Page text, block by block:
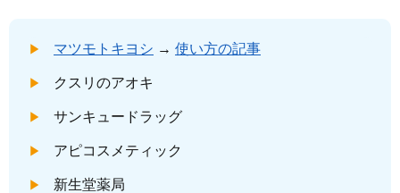
マツモトキヨシ → 使い方の記事
クスリのアオキ
サンキュードラッグ
アピコスメティック
新生堂薬局